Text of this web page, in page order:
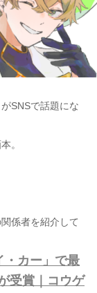
SNSで話題にな
。
係者を紹介して
・カー」で最
受賞｜コウゲ